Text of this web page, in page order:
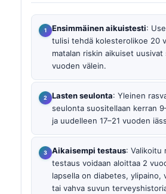
Ensimmäinen aikuistesti:
tulisi tehdä kolesterolikoe 20
matalan riskin aikuiset
vuoden välein.
Lasten seulonta: Yleinen
seulonta suositellaan kerran
ja uudelleen 17–21 vuoden
Aikaisempi testaus: Valikoitu
testaus voidaan aloittaa 2
lapsella on diabetes, ylipaino,
tai vahva suvun